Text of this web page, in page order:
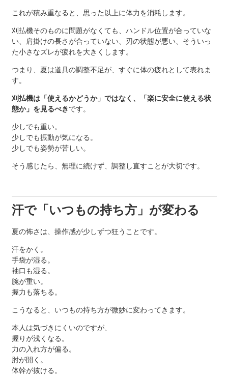
これが積み重なると、思った以上に体力を消耗します。
刈払機そのものに問題がなくても、ハンドル位置が合っていな
い、肩掛けの長さが合っていない、刃の状態が悪い、そういっ
た小さなズレが疲れを大きくします。
つまり、夏は道具の調整不足が、すぐに体の疲れとして表れま
す。
刈払機は「使えるかどうか」ではなく、「楽に安全に使える状
態か」を見るべきです。
少しでも重い。
少しでも振動が気になる。
少しでも姿勢が苦しい。
そう感じたら、無理に続けず、調整し直すことが大切です。
汗で「いつもの持ち方」が変わる
夏の怖さは、操作感が少しずつ狂うことです。
汗をかく。
手袋が湿る。
袖口も湿る。
腕が重い。
握力も落ちる。
こうなると、いつもの持ち方が微妙に変わってきます。
本人は気づきにくいのですが、
握りが浅くなる。
力の入れ方が偏る。
肘が開く。
体幹が抜ける。